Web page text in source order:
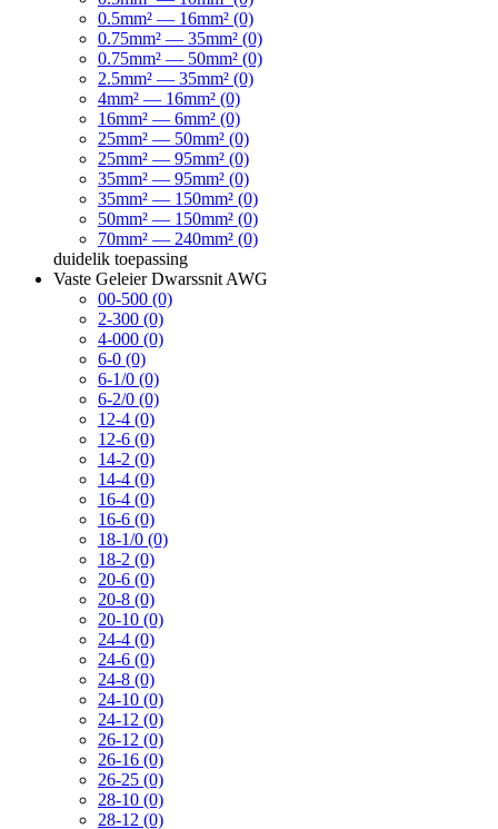
0.5mm² — 16mm² (0)
0.75mm² — 35mm² (0)
0.75mm² — 50mm² (0)
2.5mm² — 35mm² (0)
4mm² — 16mm² (0)
16mm² — 6mm² (0)
25mm² — 50mm² (0)
25mm² — 95mm² (0)
35mm² — 95mm² (0)
35mm² — 150mm² (0)
50mm² — 150mm² (0)
70mm² — 240mm² (0)
duidelik toepassing
Vaste Geleier Dwarssnit AWG
00-500 (0)
2-300 (0)
4-000 (0)
6-0 (0)
6-1/0 (0)
6-2/0 (0)
12-4 (0)
12-6 (0)
14-2 (0)
14-4 (0)
16-4 (0)
16-6 (0)
18-1/0 (0)
18-2 (0)
20-6 (0)
20-8 (0)
20-10 (0)
24-4 (0)
24-6 (0)
24-8 (0)
24-10 (0)
24-12 (0)
26-12 (0)
26-16 (0)
26-25 (0)
28-10 (0)
28-12 (0)